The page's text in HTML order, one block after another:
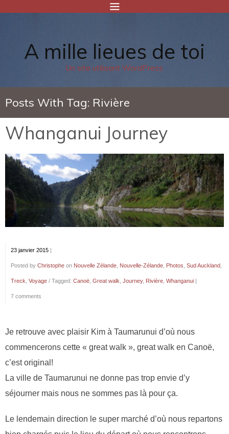
A mille lieues de toi
Un site utilisant WordPress
Posts With Tag: Rivière
Whanganui Journey
23 janvier 2015 |
Posted by Christophe on Nouvelle Zélande Nouvelle-Zélande Photos Sud Auckland
Treck Voyage / Tagged: Canoë Great walk Journey, Rivière Whanganui |
7 comments
Je retrouve avec plaisir Kim à Taumarunui d’où nous
commencerons cette « great walk », great walk en Canoë,
c’est original!
La ville de Taumarunui ne donne pas trop envie d’y
séjourner mais nous ne sommes pas là pour ça.
Le lendemain direction le super marché d’où nous repartons